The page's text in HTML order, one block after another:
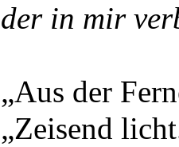
der in mir
„Aus der
„Zeisend